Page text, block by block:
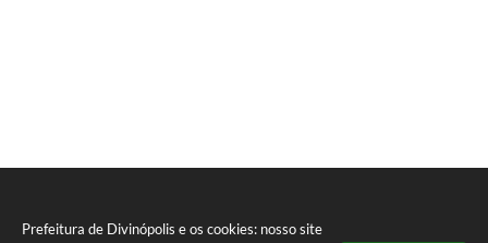
Prefeitura de Divinópolis e os cookies: nosso site